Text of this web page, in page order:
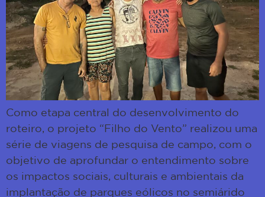
Como etapa central do desenvolvimento do
roteiro, o projeto “Filho do Vento” realizou uma
série de viagens de pesquisa de campo, com o
objetivo de aprofundar o entendimento sobre
os impactos sociais, culturais e ambientais da
implantação de parques eólicos no semiárido